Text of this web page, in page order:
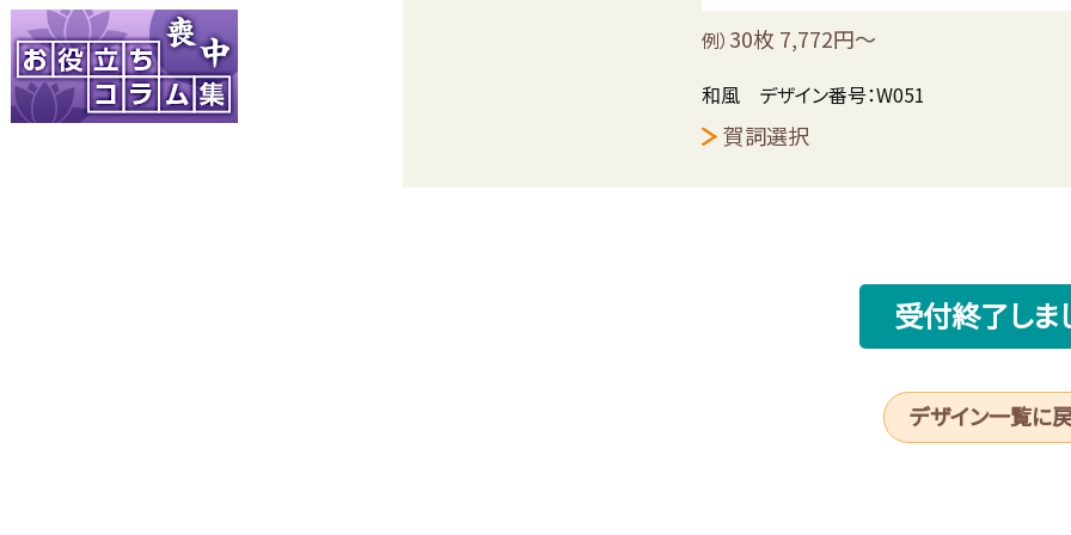
例） 30枚 7,772円～
和風 デザイン番号：W051
賀詞選択
受付終了しま
デザイン一覧に